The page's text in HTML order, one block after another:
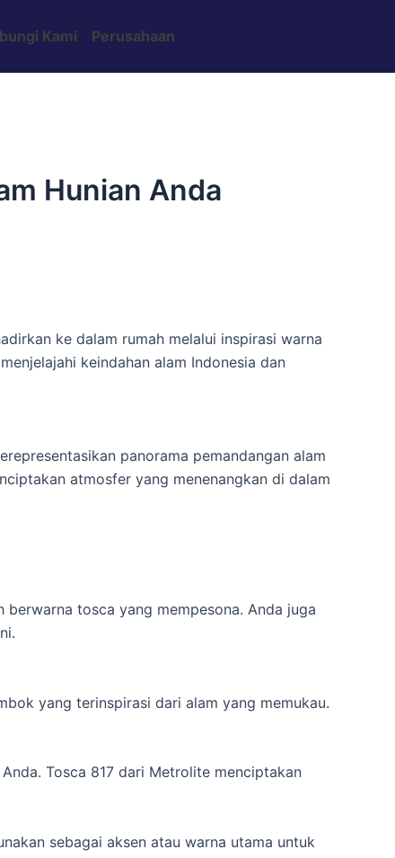
Kami Perusahaan
Hunian Anda
ke dalam rumah melalui inspirasi warna
keindahan alam Indonesia dan
panorama pemandangan alam
atmosfer yang menenangkan di dalam
berwarna tosca yang mempesona. Anda juga
yang terinspirasi dari alam yang memukau.
Tosca 817 dari Metrolite menciptakan
sebagai aksen atau warna utama untuk